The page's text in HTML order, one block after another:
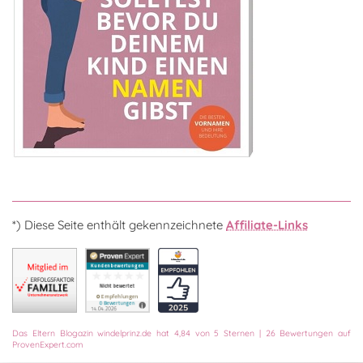
*) Diese Seite enthält gekennzeichnete Affiliate-Links
Das Eltern Blogazin windelprinz.de hat 4,84von5 Sternen | 26Bewertungen auf
ProvenExpert.com